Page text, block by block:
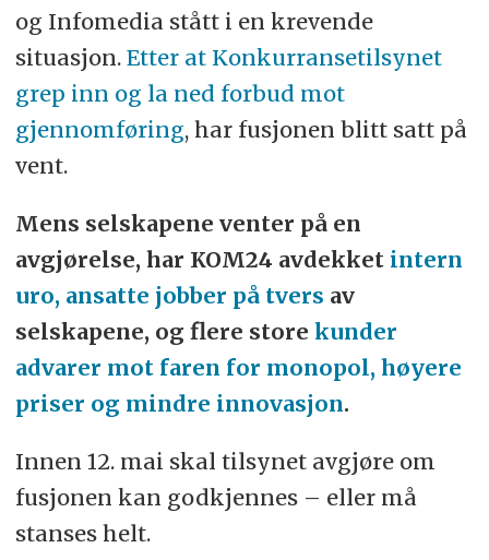
og Infomedia stått i en krevende
situasjon. Etter at Konkurransetilsynet
grep inn og la ned forbud mot
gjennomføring, har fusjonen blitt satt på
vent.
Mens selskapene venter på en
avgjørelse, har KOM24 avdekket intern
uro, ansatte jobber på tvers av
selskapene, og flere store kunder
advarer mot faren for monopol, høyere
priser og mindre innovasjon.
Innen 12. mai skal tilsynet avgjøre om
fusjonen kan godkjennes – eller må
stanses helt.